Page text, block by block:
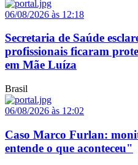
06/08/2026 às 12:18
Secretaria de Saúde
profissionais ficaram
em Mãe Luíza
Brasil
06/08/2026 às 12:02
Caso Marco Furlan:
entende o que aconteceu"